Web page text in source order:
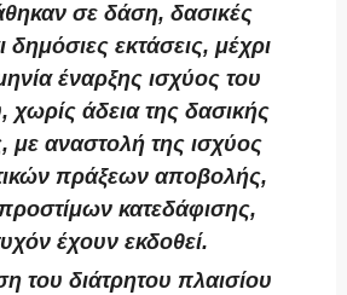
σε δάση, δασικές
δημόσιες εκτάσεις, μέχρι
έναρξης ισχύος του
χωρίς άδεια της δασικής
με αναστολή της ισχύος
πράξεων αποβολής,
κατεδάφισης,
έχουν εκδοθεί.
του διάτρητου πλαισίου